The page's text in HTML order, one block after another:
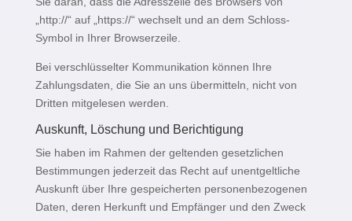
„http://“ auf „https://“ wechselt und an dem Schloss-
Symbol in Ihrer Browserzeile.
Bei verschlüsselter Kommunikation können Ihre
Zahlungsdaten, die Sie an uns übermitteln, nicht von
Dritten mitgelesen werden.
Auskunft, Löschung und Berichtigung
Sie haben im Rahmen der geltenden gesetzlichen
Bestimmungen jederzeit das Recht auf unentgeltliche
Auskunft über Ihre gespeicherten personenbezogenen
Daten, deren Herkunft und Empfänger und den Zweck